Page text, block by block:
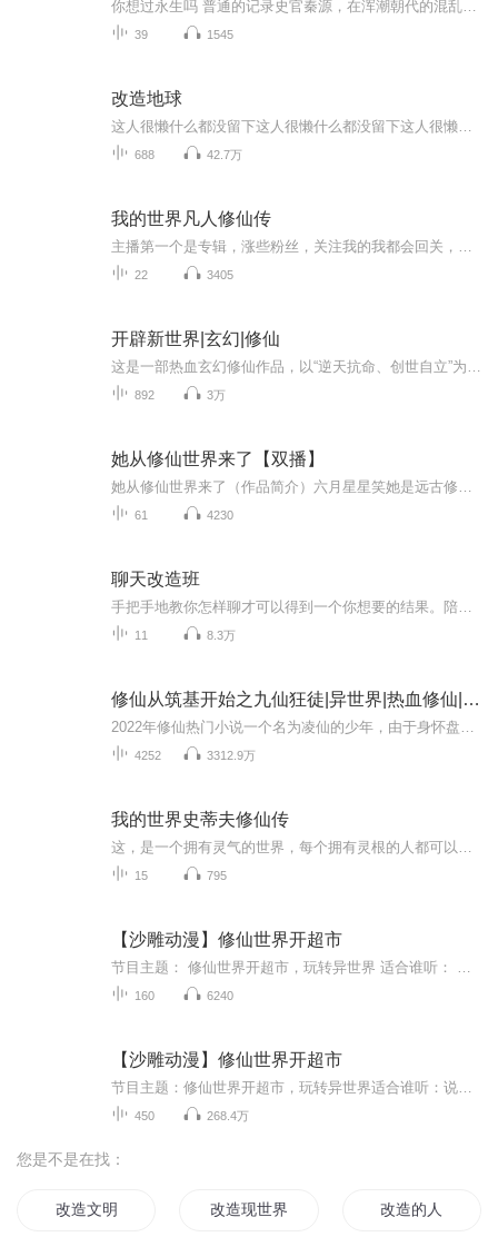
39 1545
改造地球
688 42.7万
我的世界凡人修仙传
22 3405
开辟新世界|玄幻|修仙
892 3万
她从修仙世界来了【双播】
61 4230
聊天改造班
11 8.3万
修仙从筑基开始之九仙狂徒|异世界|热血修仙|结丹
4252 3312.9万
我的世界史蒂夫修仙传
15 795
【沙雕动漫】修仙世界开超市
160 6240
【沙雕动漫】修仙世界开超市
450 268.4万
您是不是在找：
改造文明 改造现世界 改造的人